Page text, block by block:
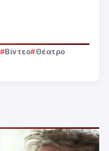
Βίντεο
Θέατρο